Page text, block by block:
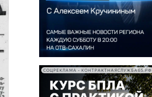
СОЦРЕКЛАМА • КОНТРАКТНАЯСЛУЖБА65.РФ